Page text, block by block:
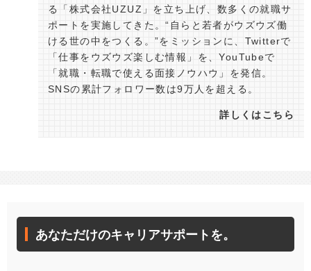
る「株式会社UZUZ」を立ち上げ、数多くの就職サ
ポートを実施してきた。“自らと若者がウズウズ働
ける世の中をつくる。”をミッションに、Twitterで
「仕事をウズウズ楽しむ情報」を、YouTubeで
「就職・転職で使える面接ノウハウ」を発信。
SNSの累計フォロワー数は9万人を超える。
詳しくはこちら
あなただけのキャリアサポートを。